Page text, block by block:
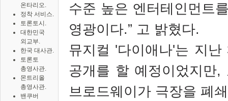
온타리오.
정착 서비스.
토론토시.
대한민국
외교부.
한국 대사관.
토론토
총영사관.
몬트리올
총영사관.
밴쿠버
수준 높은 엔터테인먼트
영광이다.” 고 밝혔다.
뮤지컬 '다이애나'는 지난
공개를 할 예정이었지만,
브로드웨이가 극장을 폐